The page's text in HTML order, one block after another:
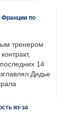
Франции по
тренером
14
Дидье
из-за